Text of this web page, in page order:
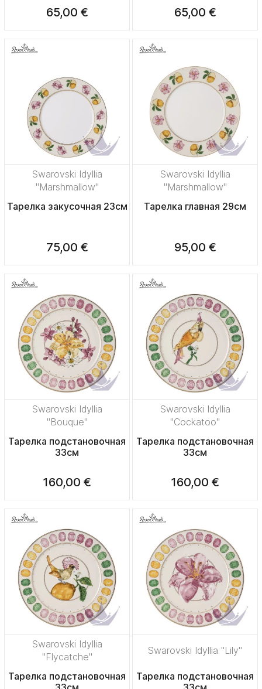
65,00 € 65,00 €
Swarovski Idyllia
"Marshmallow"
Тарелка закусочная 23см
75,00 €
Swarovski Idyllia
"Marshmallow"
Тарелка главная 29см
95,00 €
Swarovski Idyllia
"Bouque"
Тарелка подстановочная
33см
160,00 €
Swarovski Idyllia
"Cockatoo"
Тарелка подстановочная
33см
160,00 €
Swarovski Idyllia
"Flycatche"
Тарелка подстановочная
Swarovski Idyllia "Lily"
Тарелка подстановочная